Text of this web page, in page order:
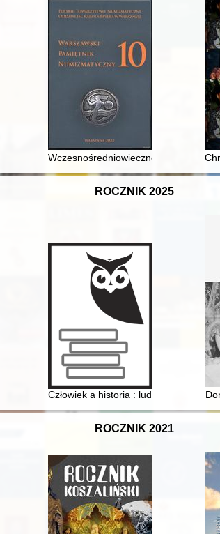
Pakości : dzieło Benedykta Roszkowskiego
na przełomie XVI i XVII wieku
Wczesnośredniowieczne znaleziska
ROCZNIK 2025
libertynizm erudycyjny oświeceniowej Francji
Człowiek a historia : ludzie i
ROCZNIK 2021